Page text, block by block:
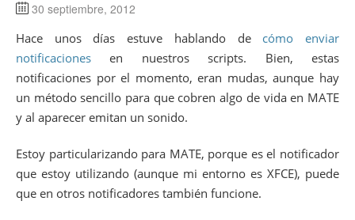
30 septiembre, 2012
Hace unos días estuve hablando de cómo enviar
notificaciones en nuestros scripts. Bien, estas
notificaciones por el momento, eran mudas, aunque hay
un método sencillo para que cobren algo de vida en MATE
y al aparecer emitan un sonido.
Estoy particularizando para MATE, porque es el notificador
que estoy utilizando (aunque mi entorno es XFCE), puede
que en otros notificadores también funcione.